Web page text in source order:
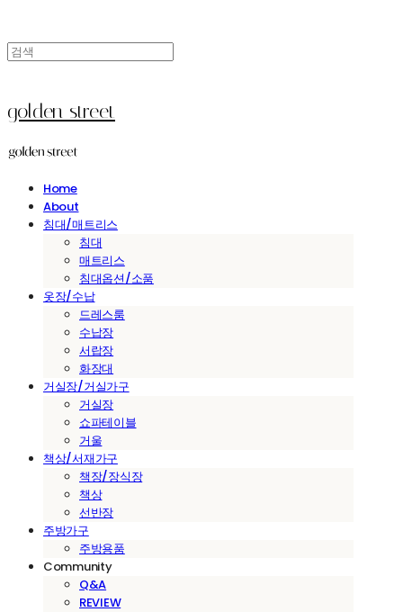
golden street
Home
About
침대/매트리스
침대
매트리스
침대옵션/소품
옷장/수납
드레스룸
수납장
서랍장
화장대
거실장/거실가구
거실장
쇼파테이블
거울
책상/서재가구
책장/장식장
책상
선반장
주방가구
주방용품
Community
Q&A
REVIEW